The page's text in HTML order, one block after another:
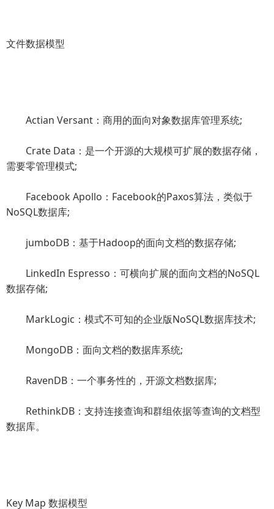
文件数据模型
Actian Versant：商用的面向对象数据库管理系统;
Crate Data：是一个开源的大规模可扩展的数据存储，
需要零管理模式;
Facebook Apollo：Facebook的Paxos算法，类似于
NoSQL数据库;
jumboDB：基于Hadoop的面向文档的数据存储;
LinkedIn Espresso：可横向扩展的面向文档的NoSQL
数据存储;
MarkLogic：模式不可知的企业版NoSQL数据库技术;
MongoDB：面向文档的数据库系统;
RavenDB：一个事务性的，开源文档数据库;
RethinkDB：支持连接查询和群组依据等查询的文档型
数据库。
Key Map 数据模型